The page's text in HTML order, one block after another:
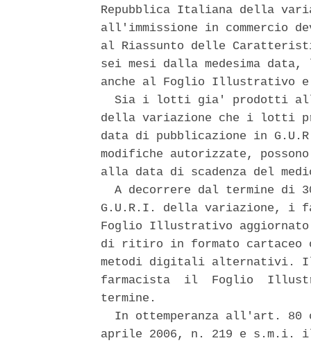
Repubblica Italiana della
all'immissione in commercio
al Riassunto delle
sei mesi dalla medesima
anche al Foglio Illustrativo
Sia i lotti gia' prodotti
della variazione che i lotti
data di pubblicazione in
modifiche autorizzate,
alla data di scadenza del
A decorrere dal termine di
G.U.R.I. della variazione, i
Foglio Illustrativo
di ritiro in formato cartaceo
metodi digitali alternativi.
farmacista  il  Foglio
termine.
In ottemperanza all'art. 80
aprile 2006, n. 219 e